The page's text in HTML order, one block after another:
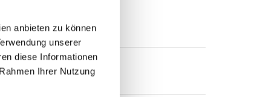
anbieten zu können
unserer
diese Informationen
Ihrer Nutzung